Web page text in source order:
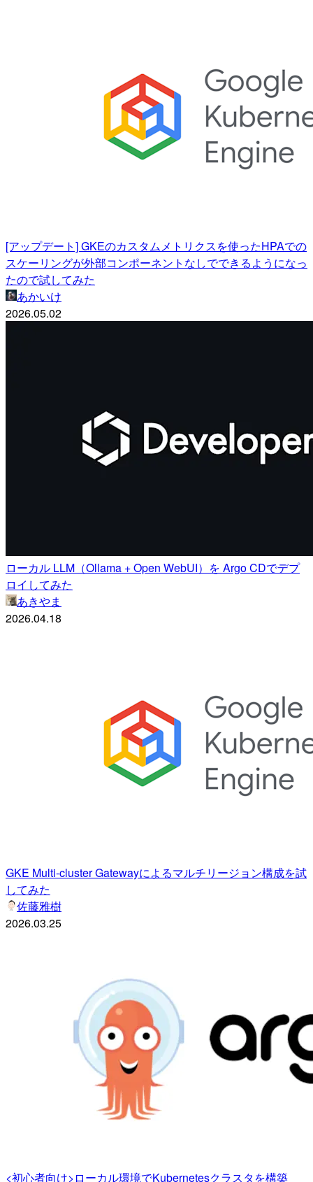
[アップデート] GKEのカスタムメトリクスを使ったHPAでの
スケーリングが外部コンポーネントなしでできるようになっ
たので試してみた
あかいけ
2026.05.02
ローカル LLM（Ollama + Open WebUI）を Argo CDでデプ
ロイしてみた
あきやま
2026.04.18
GKE Multi-cluster Gatewayによるマルチリージョン構成を試
してみた
佐藤雅樹
2026.03.25
<初心者向け>ローカル環境でKubernetesクラスタを構築